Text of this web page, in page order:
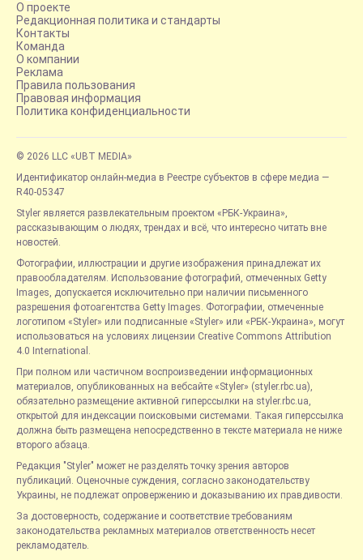
О проекте
Редакционная политика и стандарты
Контакты
Команда
О компании
Реклама
Правила пользования
Правовая информация
Политика конфиденциальности
© 2026 LLC «UBT MEDIA»
Идентификатор онлайн-медиа в Реестре субъектов в сфере медиа —
R40-05347
Styler является развлекательным проектом «РБК-Украина»,
рассказывающим о людях, трендах и всё, что интересно читать вне
новостей.
Фотографии, иллюстрации и другие изображения принадлежат их
правообладателям. Использование фотографий, отмеченных Getty
Images, допускается исключительно при наличии письменного
разрешения фотоагентства Getty Images. Фотографии, отмеченные
логотипом «Styler» или подписанные «Styler» или «РБК-Украина», могут
использоваться на условиях лицензии Creative Commons Attribution
4.0 International.
При полном или частичном воспроизведении информационных
материалов, опубликованных на вебсайте «Styler» (styler.rbc.ua),
обязательно размещение активной гиперссылки на styler.rbc.ua,
открытой для индексации поисковыми системами. Такая гиперссылка
должна быть размещена непосредственно в тексте материала не ниже
второго абзаца.
Редакция "Styler" может не разделять точку зрения авторов
публикаций. Оценочные суждения, согласно законодательству
Украины, не подлежат опровержению и доказыванию их правдивости.
За достоверность, содержание и соответствие требованиям
законодательства рекламных материалов ответственность несет
рекламодатель.